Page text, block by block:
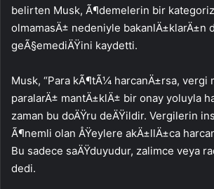
belirten Musk, Ã¶demelerin bir
olmamasÄ± nedeniyle bakanlÄ±klarÄ±n
geÃ§emediÄŸini kaydetti.
Musk, “Para kÃ¶tÃ¼ harcanÄ±rsa,
paralarÄ± mantÄ±klÄ± bir onay yoluyla
zaman bu doÄŸru deÄŸildir. Vergilerin
Ã¶nemli olan ÅŸeylere akÄ±llÄ±ca
Bu sadece saÄŸduyudur, zalimce veya
dedi.